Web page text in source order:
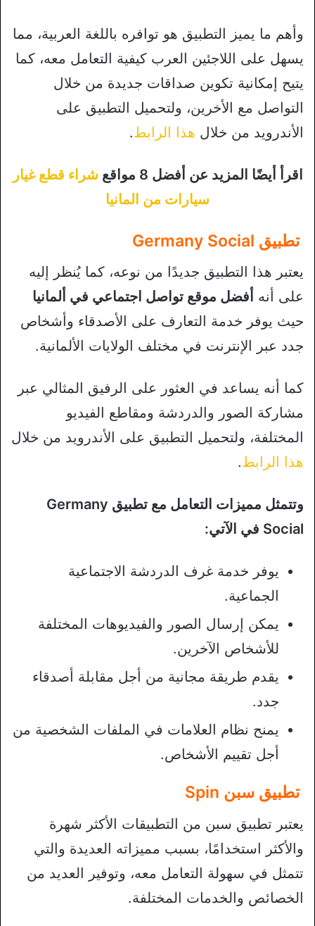
وأهم ما يميز التطبيق هو توافره باللغة العربية، مما
يسهل على اللاجئين العرب كيفية التعامل معه، كما
يتيح إمكانية تكوين صداقات جديدة من خلال
التواصل مع الأخرين، ولتحميل التطبيق على
الأندرويد من خلال هذا الرابط.
اقرأ أيضًا المزيد عن أفضل 8 مواقع
شراء قطع غيار
سيارات من المانيا
تطبيق Germany Social
يعتبر هذا التطبيق جديدًا من نوعه، كما يُنظر إليه
على أنه أفضل موقع تواصل اجتماعي في ألمانيا
حيث يوفر خدمة التعارف على الأصدقاء وأشخاص
جدد عبر الإنترنت في مختلف الولايات الألمانية.
كما أنه يساعد في العثور على الرفيق المثالي عبر
مشاركة الصور والدردشة ومقاطع الفيديو
المختلفة، ولتحميل التطبيق على الأندرويد من خلال
هذا الرابط.
وتتمثل مميزات التعامل مع تطبيق Germany
Social في الآتي:
يوفر خدمة غرف الدردشة الاجتماعية
الجماعية.
يمكن إرسال الصور والفيديوهات المختلفة
للأشخاص الآخرين.
يقدم طريقة مجانية من أجل مقابلة أصدقاء
جدد.
يمنح نظام العلامات في الملفات الشخصية من
أجل تقييم الأشخاص.
تطبيق سبن Spin
يعتبر تطبيق سبن من التطبيقات الأكثر شهرة
والأكثر استخدامًا، بسبب مميزاته العديدة والتي
تتمثل في سهولة التعامل معه، وتوفير العديد من
الخصائص والخدمات المختلفة.